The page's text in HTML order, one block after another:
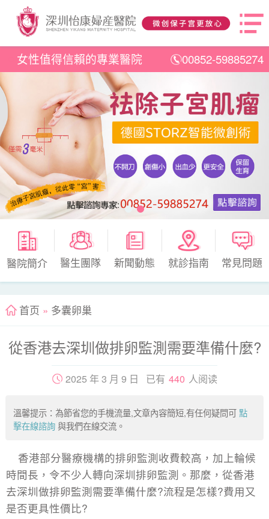
女性值得信賴的專業醫院 00852-59885274
醫院簡介 醫生團隊 新聞動態 就診指南 常見問題
首页 » 多囊卵巢
從香港去深圳做排卵監測需要準備什麼?
2025 年 3 月 9 日 已有 440 人阅读
溫馨提示：為節省您的手機流量,文章內容簡短,有任何疑問可點
擊在線諮詢 與我們在線交流。
香港部分醫療機構的排卵監測收費較高，加上輪候
時間長，令不少人轉向深圳排卵監測。那麼，從香港
去深圳做排卵監測需要準備什麼?流程是怎樣?費用又
是否更具性價比?